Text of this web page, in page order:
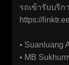
รถเข้ารับบริก
https://
• Suanluang
• MB